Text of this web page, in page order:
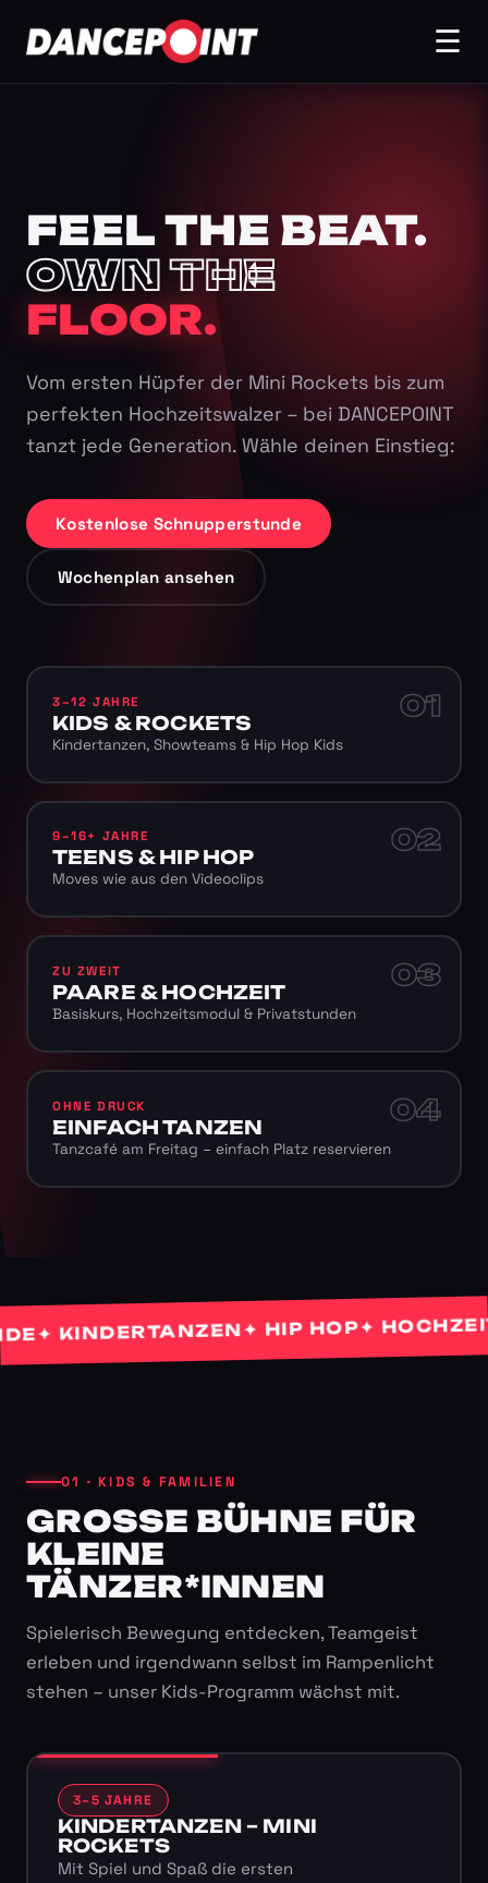
☰
FEEL THE BEAT.
OWN THE
FLOOR.
Vom ersten Hüpfer der Mini Rockets bis zum
perfekten Hochzeitswalzer – bei DANCEPOINT
tanzt jede Generation. Wähle deinen Einstieg:
Kostenlose Schnupperstunde
Wochenplan ansehen
01
3–12 JAHRE
KIDS & ROCKETS
Kindertanzen, Showteams & Hip Hop Kids
02
9–16+ JAHRE
TEENS & HIP HOP
Moves wie aus den Videoclips
03
ZU ZWEIT
PAARE & HOCHZEIT
Basiskurs, Hochzeitsmodul & Privatstunden
04
OHNE DRUCK
EINFACH TANZEN
Tanzcafé am Freitag – einfach Platz reservieren
KINDERTANZEN✦ HIP HOP ✦
01 · KIDS & FAMILIEN
GROSSE BÜHNE FÜR K
LEINE T
ÄNZER*INNEN
Spielerisch Bewegung entdecken, Teamgeist
erleben und irgendwann selbst im Rampenlicht
stehen – unser Kids-Programm wächst mit.
3–5 JAHRE
KINDERTANZEN – MINI
ROCKETS
Mit Spiel und Spaß die ersten